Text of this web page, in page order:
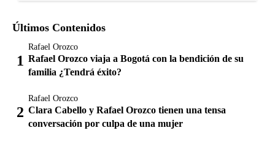
Últimos Contenidos
Rafael Orozco
Rafael Orozco viaja a Bogotá con la bendición de su
familia ¿Tendrá éxito?
Rafael Orozco
Clara Cabello y Rafael Orozco tienen una tensa
conversación por culpa de una mujer